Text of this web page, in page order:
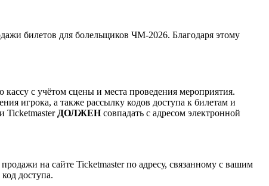
билетов для болельщиков ЧМ-2026. Благодаря этому
с учётом сцены и места проведения мероприятия.
игрока, а также рассылку кодов доступа к билетам и
Ticketmaster ДОЛЖЕНсовпадать с адресом электронной
на сайте Ticketmaster по адресу, связанному с вашим
доступа.